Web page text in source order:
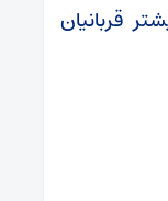
قربانیان